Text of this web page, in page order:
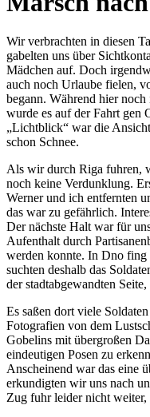
Wir verbrachten in diesen
gabelten uns über
Mädchen auf. Doch
auch noch Urlaube fielen,
begann. Während hier
wurde es auf der Fahrt gen
Lichtblick
war die
schon Schnee.
Als wir durch Riga fuhren,
noch keine Verdunklung.
Werner und ich entfernten
das war zu gefährlich.
Der nächste Halt war für
Aufenthalt durch
werden konnte. In Dno fing
suchten deshalb das
der stadtabgewandten Seite,
Es saßen dort viele
Fotografien von dem
Gobelins mit übergroßen
eindeutigen Posen zu
Anscheinend war das eine
erkundigten wir uns nach
Zug fuhr leider nicht